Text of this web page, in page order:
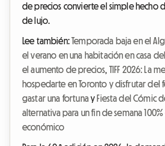
de precios convierte el simple hecho
de lujo.
Lee también:Temporada baja en el
el verano en una habitación en casa
el aumento de precios, TIFF 2026: La
hospedarte en Toronto y disfrutar del
gastar una fortunay Fiesta del Cómic
alternativa para un fin de semana
económico